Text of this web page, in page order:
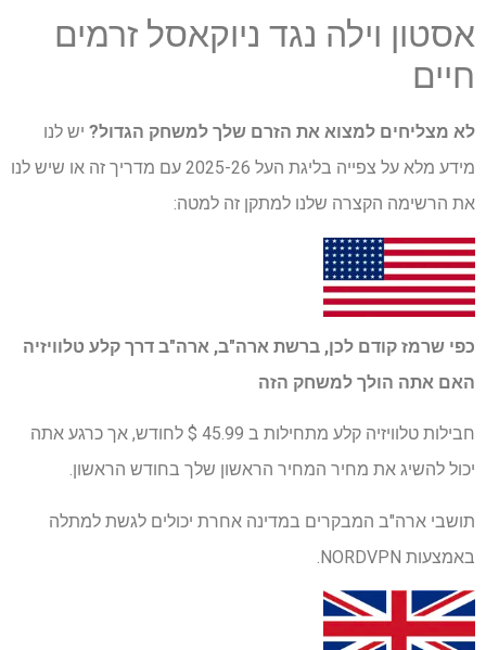
אסטון וילה נגד ניוקאסל זרמים
חיים
לא מצליחים למצוא את הזרם שלך למשחק הגדול? יש לנו
מידע מלא על צפייה בליגת העל 2025-26 עם מדריך זה או שיש לנו
את הרשימה הקצרה שלנו למתקן זה למטה:
כפי שרמז קודם לכן, ברשת ארה"ב, ארה"ב דרך קלע טלוויזיה
האם אתה הולך למשחק הזה
חבילות טלוויזיה קלע מתחילות ב 45.99 $ לחודש, אך כרגע אתה
יכול להשיג את מחיר המחיר הראשון שלך בחודש הראשון.
תושבי ארה"ב המבקרים במדינה אחרת יכולים לגשת למתלה
באמצעות NORDVPN.